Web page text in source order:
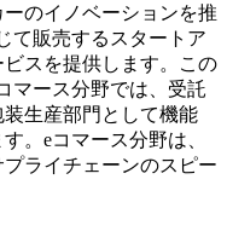
のイノベーションを推
て販売するスタートア
スを提供します。この
マース分野では、受託
生産部門として機能
。eコマース分野は、
ライチェーンのスピー